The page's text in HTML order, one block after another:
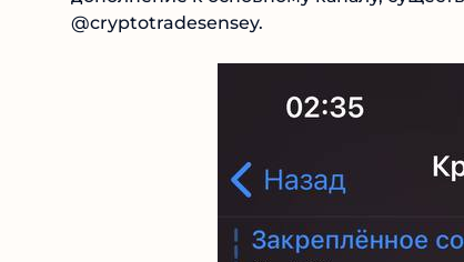
“экологичными” сигналами